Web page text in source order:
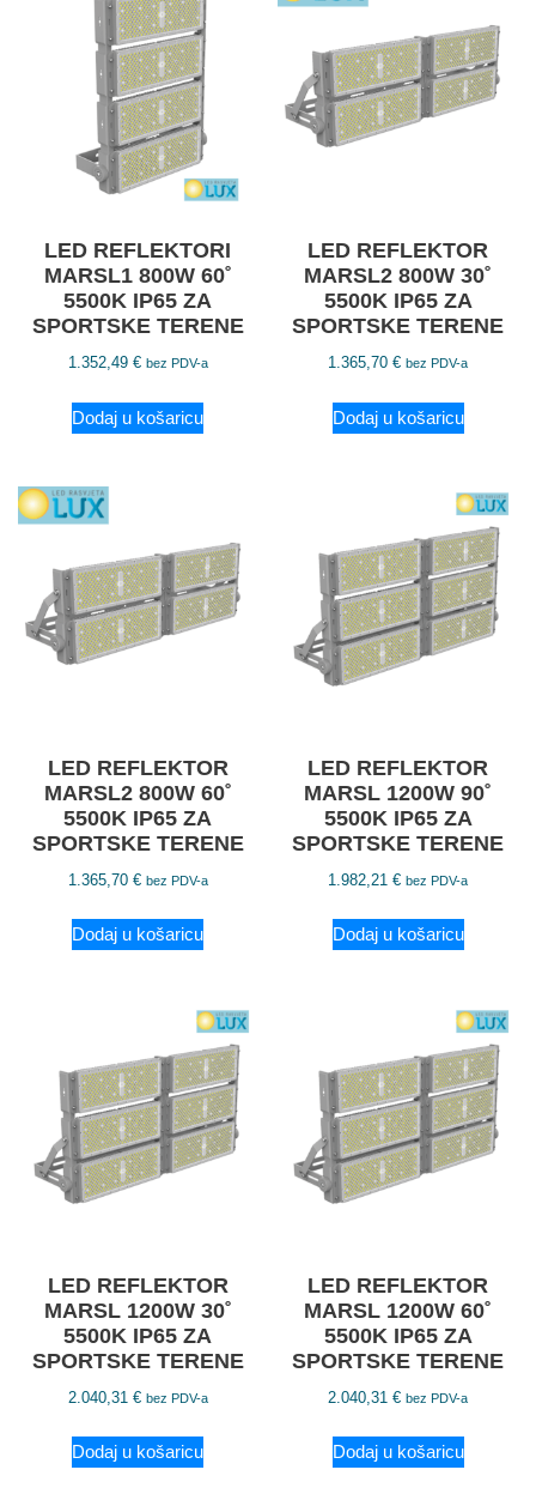
LED REFLEKTORI
MARSL1 800W 60˚
5500K IP65 ZA
SPORTSKE TERENE
1.352,49 € bez PDV-a
Dodaj u košaricu
LED REFLEKTOR
MARSL2 800W 30˚
5500K IP65 ZA
SPORTSKE TERENE
1.365,70€ bez PDV-a
Dodaj u košaricu
LED REFLEKTOR
MARSL2 800W 60˚
5500K IP65 ZA
SPORTSKE TERENE
1.365,70 € bez PDV-a
Dodaj u košaricu
LED REFLEKTOR
MARSL 1200W 90˚
5500K IP65 ZA
SPORTSKE TERENE
1.982,21€ bez PDV-a
Dodaj u košaricu
LED REFLEKTOR
MARSL 1200W 30˚
5500K IP65 ZA
SPORTSKE TERENE
2.040,31 € bez PDV-a
Dodaj u košaricu
LED REFLEKTOR
MARSL 1200W 60˚
5500K IP65 ZA
SPORTSKE TERENE
2.040,31€ bez PDV-a
Dodaj u košaricu